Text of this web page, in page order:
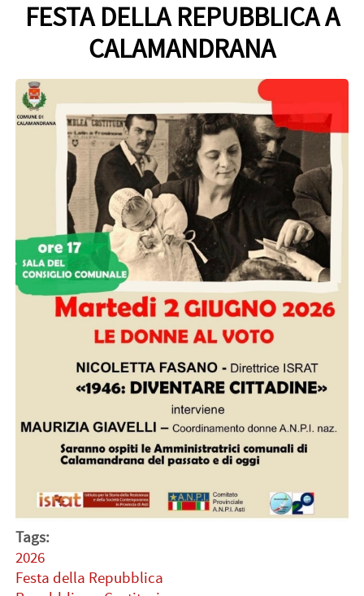
FESTA DELLA REPUBBLICA A
CALAMANDRANA
Tags:
2026
Festa della Repubblica